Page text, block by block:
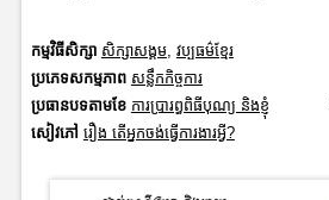
កម្មវិធីសិក្សា សិក្សាសង្គម, វប្បធម៌ខ្មែរ
ប្រភេទសកម្មភាព សន្លឹកកិច្ចការ
ប្រធានបទតាមខែ ការប្រារព្ធពិធីបុណ្យ និងខ្ញុំ
សៀវភៅ រឿង តើអ្នកចង់ធ្វើការងារអ្វី?